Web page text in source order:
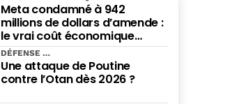
Meta condamné à 942
millions de dollars d’amende :
le vrai coût économique
imposé par le Nouveau-
Mexique
Une attaque de Poutine
contre l’Otan dès 2026 ?
DÉFENSE